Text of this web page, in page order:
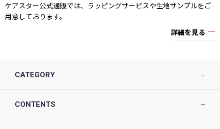
ケアスター公式通販では、ラッピングサービスや生地サンプルをご
用意しております。
詳細を見る
CATEGORY
CONTENTS